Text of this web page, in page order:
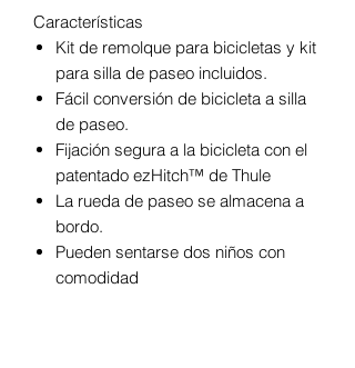
Características
Kit de remolque para bicicletas y kit
para silla de paseo incluidos.
Fácil conversión de bicicleta a silla
de paseo.
Fijación segura a la bicicleta con el
patentado ezHitch™ de Thule
La rueda de paseo se almacena a
bordo.
Pueden sentarse dos niños con
comodidad